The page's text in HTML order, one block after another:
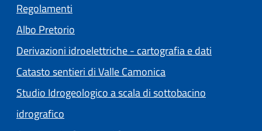
Regolamenti
Albo Pretorio
Derivazioni idroelettriche - cartografia e dati
Catasto sentieri di Valle Camonica
Studio Idrogeologico a scala di sottobacino
idrografico